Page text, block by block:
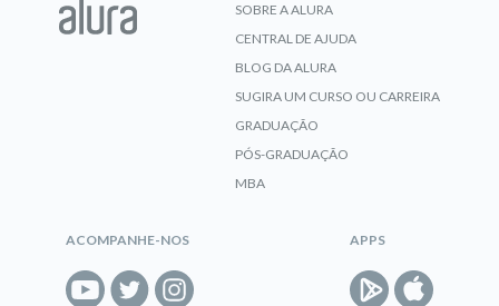
SOBRE A ALURA
CENTRAL DE AJUDA
BLOG DA ALURA
SUGIRA UM CURSO OU CARREIRA
GRADUAÇÃO
PÓS-GRADUAÇÃO
MBA
ACOMPANHE-NOS APPS